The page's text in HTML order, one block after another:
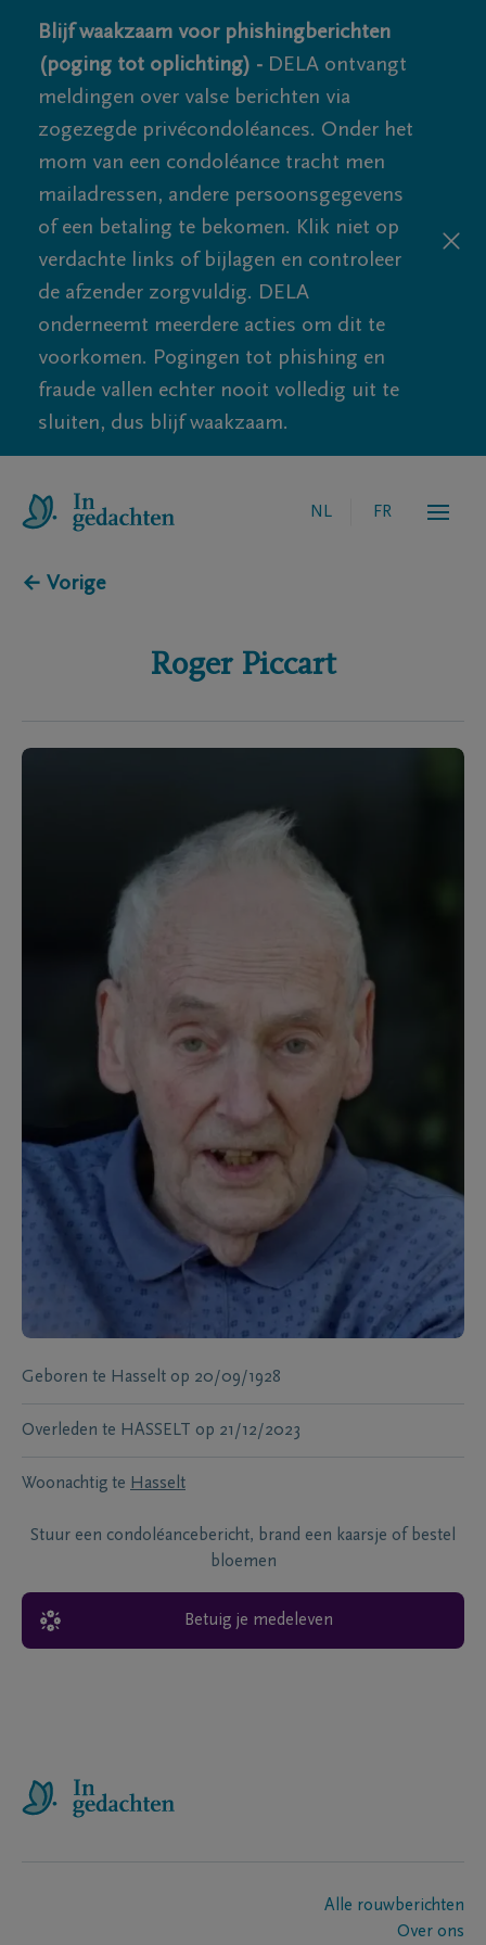
Blijf waakzaam voor phishingberichten
(poging tot oplichting) - DELA ontvangt
meldingen over valse berichten via
zogezegde privécondoléances. Onder het
mom van een condoléance tracht men
mailadressen, andere persoonsgegevens
of een betaling te bekomen. Klik niet op
verdachte links of bijlagen en controleer
de afzender zorgvuldig. DELA
onderneemt meerdere acties om dit te
voorkomen. Pogingen tot phishing en
fraude vallen echter nooit volledig uit te
sluiten, dus blijf waakzaam.
NL FR
← Vorige
Roger Piccart
Geboren te Hasselt op 20/09/1928
Overleden te HASSELT op 21/12/2023
Woonachtig te Hasselt
Stuur een condoléancebericht, brand een kaarsje of bestel
bloemen
Betuig je medeleven
Alle rouwberichten
Over ons